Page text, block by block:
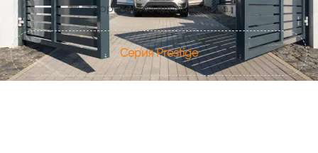
территорию вдоль забора.
Серия Prestige